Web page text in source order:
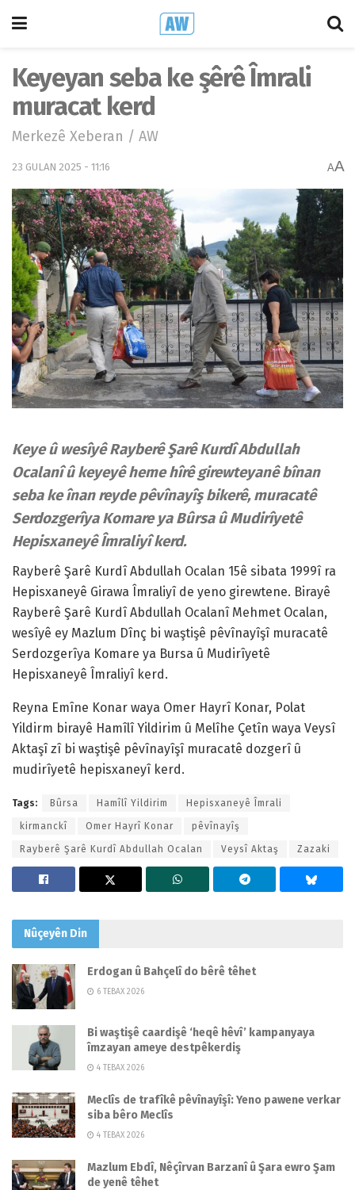
Keyeyan seba ke şêrê Îmrali
muracat kerd
Merkezê Xeberan / AW
23 GULAN 2025 - 11:16 AA
Keye û wesîyê Rayberê Şarê Kurdî Abdullah
Ocalanî û keyeyê heme hîrê girewteyanê bînan
seba ke înan reyde pêvînayîş bikerê, muracatê
Serdozgerîya Komare ya Bûrsa û Mudirîyetê
Hepisxaneyê Îmraliyî kerd.
Rayberê Şarê Kurdî Abdullah Ocalan 15ê sibata 1999î ra
Hepisxaneyê Girawa Îmraliyî de yeno girewtene. Birayê
Rayberê Şarê Kurdî Abdullah Ocalanî Mehmet Ocalan,
wesîyê ey Mazlum Dînç bi waştişê pêvînayîşî muracatê
Serdozgerîya Komare ya Bursa û Mudirîyetê
Hepisxaneyê Îmraliyî kerd.
Reyna Emîne Konar waya Omer Hayrî Konar, Polat
Yildirm birayê Hamîlî Yildirim û Melîhe Çetîn waya Veysî
Aktaşî zî bi waştişê pêvînayîşî muracatê dozgerî û
mudirîyetê hepisxaneyî kerd.
Tags: Bûrsa Hamîlî Yildirim Hepisxaneyê Îmrali
kirmanckî Omer Hayrî Konar pêvînayîş
Rayberê Şarê Kurdî Abdullah Ocalan Veysî Aktaş Zazaki
Nûçeyên Din
Erdogan û Bahçelî do bêrê têhet
6 TEBAX 2026
Bi waştişê caardişê ‘heqê hêvî’ kampanyaya
îmzayan ameye destpêkerdiş
4 TEBAX 2026
Meclîs de trafîkê pêvînayîşî: Yeno pawene verkar
siba bêro Meclîs
4 TEBAX 2026
Mazlum Ebdî, Nêçîrvan Barzanî û Şara ewro Şam
de yenê têhet